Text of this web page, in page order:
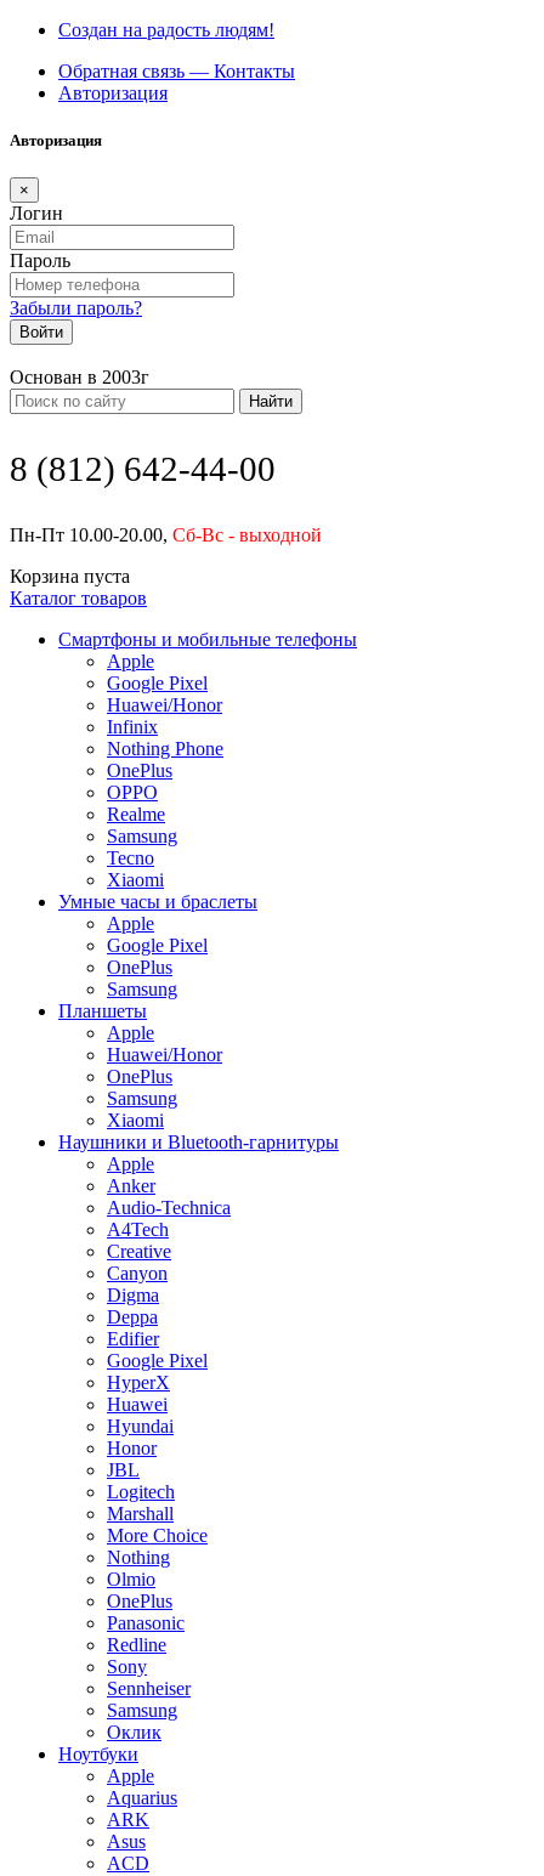
Создан на радость людям!
Обратная связь — Контакты
Авторизация
Авторизация
×
Логин
Пароль
Забыли пароль?
Войти
Основан в 2003г
Найти
8 (812) 642-44-00
Пн-Пт 10.00-20.00, Сб-Вс - выходной
Корзина пуста
Каталог товаров
Смартфоны и мобильные телефоны
Apple
Google Pixel
Huawei/Honor
Infinix
Nothing Phone
OnePlus
OPPO
Realme
Samsung
Tecno
Xiaomi
Умные часы и браслеты
Apple
Google Pixel
OnePlus
Samsung
Планшеты
Apple
Huawei/Honor
OnePlus
Samsung
Xiaomi
Наушники и Bluetooth-гарнитуры
Apple
Anker
Audio-Technica
A4Tech
Creative
Canyon
Digma
Deppa
Edifier
Google Pixel
HyperX
Huawei
Hyundai
Honor
JBL
Logitech
Marshall
More Choice
Nothing
Olmio
OnePlus
Panasonic
Redline
Sony
Sennheiser
Samsung
Оклик
Ноутбуки
Apple
Aquarius
ARK
Asus
ACD